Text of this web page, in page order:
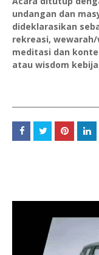
undangan dan
dideklarasikan
rekreasi,
meditasi dan
atau wisdom